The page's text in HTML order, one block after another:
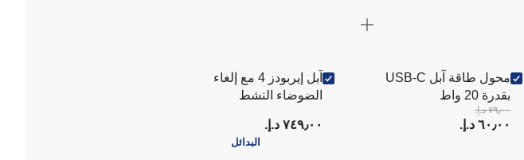
محول طاقة آبل USB-C
بقدرة 20 واط
٦٠٫٠٠ د.إ.‏
٧٩٫٠٠ د.إ.‏
آبل إيربودز 4 مع إلغاء
الضوضاء النشط
٧٤٩٫٠٠ د.إ.‏
البدائل